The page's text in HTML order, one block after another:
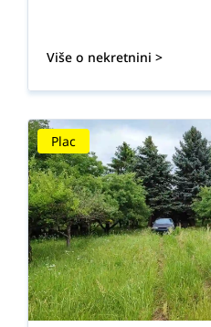
Više o nekretnini >
Plac